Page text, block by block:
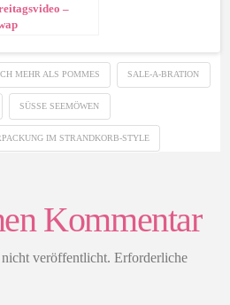
–
MEHR ALS POMMES SALE-A-BRATION
SÜSSE SEEMÖWEN
IM STRANDKORB-STYLE
Kommentar
veröffentlicht. Erforderliche